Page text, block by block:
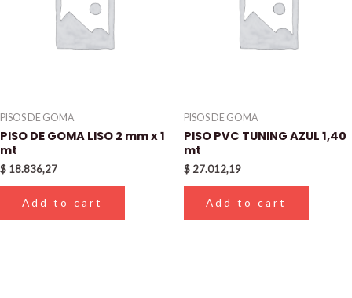
PISOS DE GOMA
PISO DE GOMA LISO 2 mm x 1
mt
$ 18.836,27
Add to cart
PISOS DE GOMA
PISO PVC TUNING AZUL 1,40
mt
$ 27.012,19
Add to cart